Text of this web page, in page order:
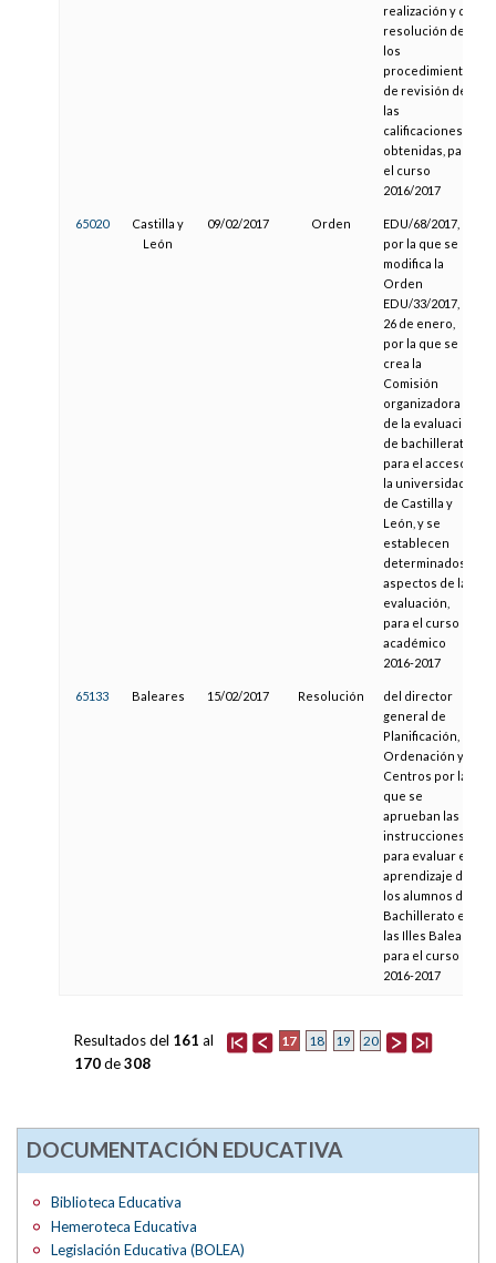
realización y de
resolución de
los
procedimientos
de revisión de
las
calificaciones
obtenidas, para
el curso
2016/2017
65020
Castilla y
León
09/02/2017 Orden
EDU/68/2017,
por la que se
modifica la
Orden
EDU/33/2017, de
26 de enero,
por la que se
crea la
Comisión
organizadora
de la evaluación
de bachillerato
para el acceso a
la universidad
de Castilla y
León, y se
establecen
determinados
aspectos de la
evaluación,
para el curso
académico
2016-2017
65133 Baleares 15/02/2017 Resolución
del director
general de
Planificación,
Ordenación y
Centros por la
que se
aprueban las
instrucciones
para evaluar el
aprendizaje de
los alumnos del
Bachillerato en
las Illes Balears
para el curso
2016-2017
17 18 19 20
Resultados del 161 al
170de308
DOCUMENTACIÓN EDUCATIVA
Biblioteca Educativa
Hemeroteca Educativa
Legislación Educativa (BOLEA)